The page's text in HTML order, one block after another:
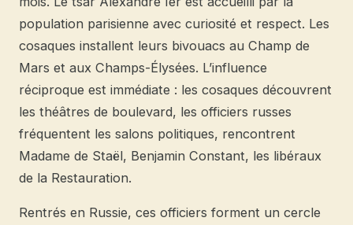
population parisienne avec curiosité et respect. Les
cosaques installent leurs bivouacs au Champ de
Mars et aux Champs-Élysées. L’influence
réciproque est immédiate : les cosaques découvrent
les théâtres de boulevard, les officiers russes
fréquentent les salons politiques, rencontrent
Madame de Staël, Benjamin Constant, les libéraux
de la Restauration.
Rentrés en Russie, ces officiers forment un cercle